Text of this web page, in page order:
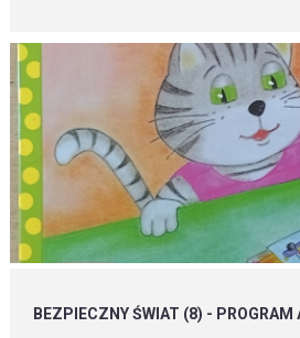
BEZPIECZNY ŚWIAT (8) - PROGRAM